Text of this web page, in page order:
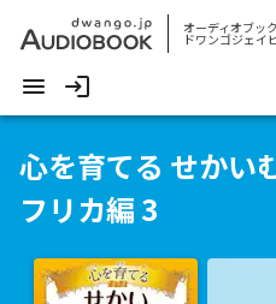
オーディオブッ
ドワンゴジェイ
心を育てる せかい
フリカ編 3